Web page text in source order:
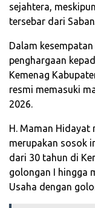
sejahtera,
tersebar dari
Dalam
penghargaan
Kemenag
resmi memasuki
2026.
H. Maman Hidayat
merupakan sosok
dari 30 tahun di
golongan I hingga
Usaha dengan